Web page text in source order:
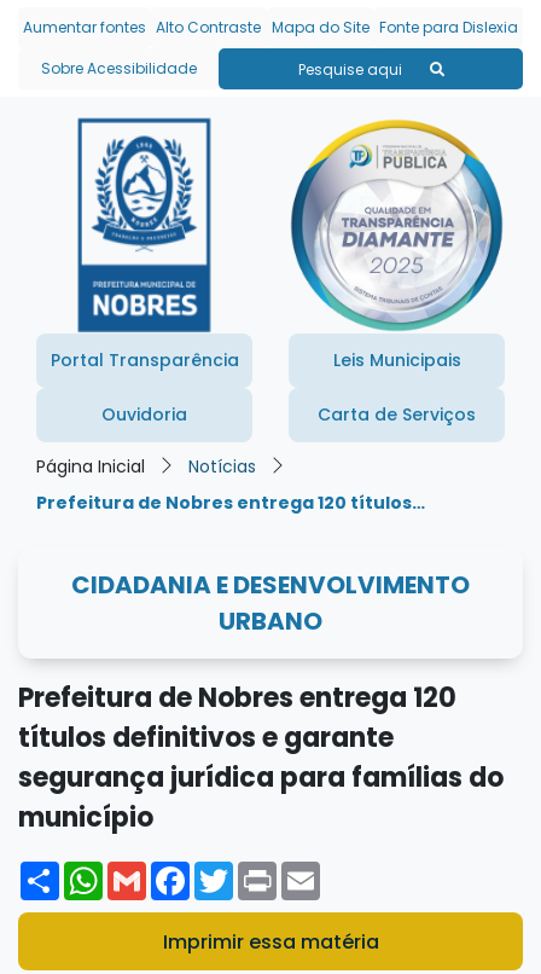
Seção de atalhos e
Ir para o conteúdo [alt+1]
Ir para o menu [alt+2]
Ir para a busca [alt+3]
Ir para o rodapé [alt+4]
Aumentar fontes Alto Contraste Mapa do Site Fonte para Dislexia
Sobre Acessibilidade
Pesquise aqui
Portal Transparência Leis Municipais
Ouvidoria Carta de Serviços
Página Inicial
Notícias
Prefeitura de Nobres entrega 120 títulos…
CIDADANIA E DESENVOLVIMENTO
URBANO
Prefeitura de Nobres entrega 120
títulos definitivos e garante
segurança jurídica para famílias do
município
ShareWhatsApp
GmailFacebook
Twitter
Print
Imprimir essa matéria